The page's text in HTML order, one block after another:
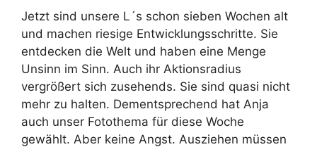
Jetzt sind unsere L´s schon sieben Wochen alt
und machen riesige Entwicklungsschritte. Sie
entdecken die Welt und haben eine Menge
Unsinn im Sinn. Auch ihr Aktionsradius
vergrößert sich zusehends. Sie sind quasi nicht
mehr zu halten. Dementsprechend hat Anja
auch unser Fotothema für diese Woche
gewählt. Aber keine Angst. Ausziehen müssen